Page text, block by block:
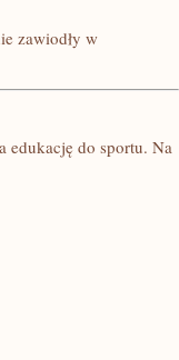
zawiodły w
edukację do sportu. Na